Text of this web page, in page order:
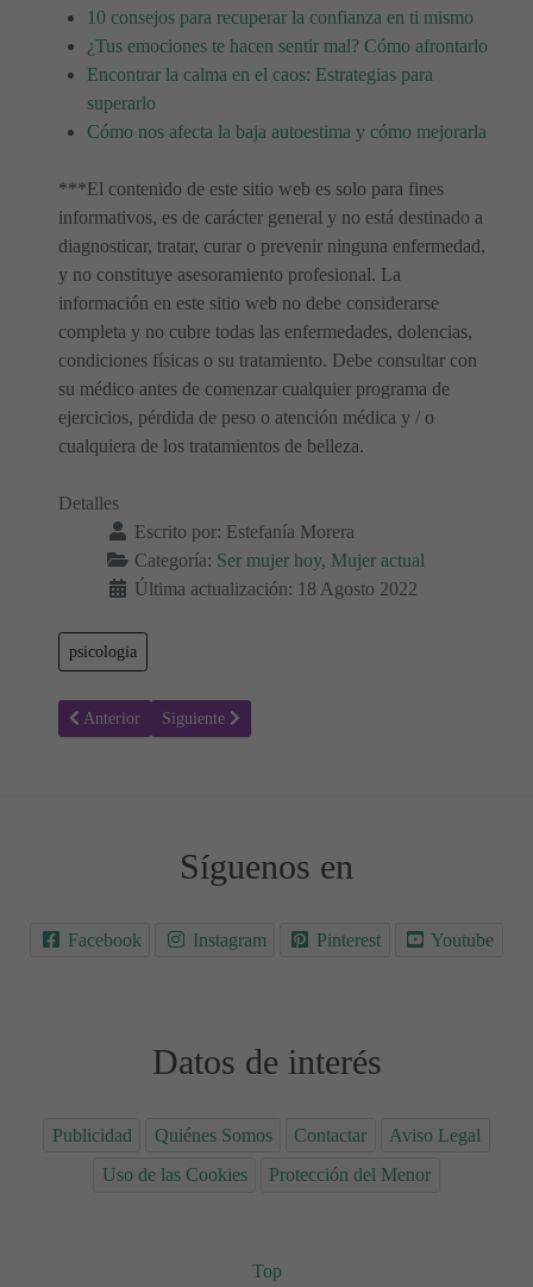
10 consejos para recuperar la confianza en ti mismo
¿Tus emociones te hacen sentir mal? Cómo afrontarlo
Encontrar la calma en el caos: Estrategias para
superarlo
Cómo nos afecta la baja autoestima y cómo mejorarla
***El contenido de este sitio web es solo para fines
informativos, es de carácter general y no está destinado a
diagnosticar, tratar, curar o prevenir ninguna enfermedad,
y no constituye asesoramiento profesional. La
información en este sitio web no debe considerarse
completa y no cubre todas las enfermedades, dolencias,
condiciones físicas o su tratamiento. Debe consultar con
su médico antes de comenzar cualquier programa de
ejercicios, pérdida de peso o atención médica y / o
cualquiera de los tratamientos de belleza.
Detalles
Escrito por: Estefanía Morera
Categoría: Ser mujer hoy, Mujer actual
Última actualización: 18 Agosto 2022
psicologia
Artículo anterior: Verdad o reto - Preguntas y desafíos para parejas
Anterior Artículo siguiente: Soñar con tener una niña ¿Qué
Siguiente
Síguenos en
Facebook Instagram Pinterest Youtube
Datos de interés
Publicidad Quiénes Somos Contactar
Aviso Legal
Uso de las Cookies
Protección del Menor
Top